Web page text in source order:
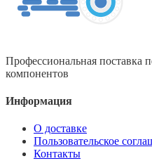
Профессиональная
компонентов
Информация
О доставке
Пользовательское
Контакты